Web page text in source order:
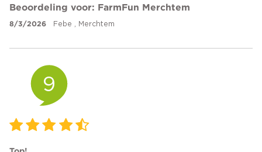
Beoordeling voor: FarmFun Merchtem
8/3/2026 Febe , Merchtem
9